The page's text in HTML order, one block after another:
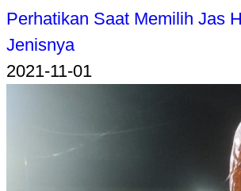
Perhatikan Saat Memilih Jas
Jenisnya
2021-11-01